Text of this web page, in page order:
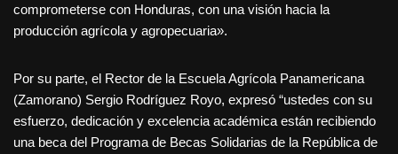
comprometerse con Honduras, con una visión hacia la
producción agrícola y agropecuaria».
Por su parte, el Rector de la Escuela Agrícola Panamericana
(Zamorano) Sergio Rodríguez Royo, expresó “ustedes con su
esfuerzo, dedicación y excelencia académica están recibiendo
una beca del Programa de Becas Solidarias de la República de